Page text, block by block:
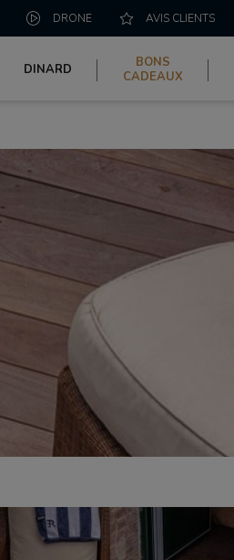
DRONE AVIS CLIENTS
DINARD
BONS
CADEAUX